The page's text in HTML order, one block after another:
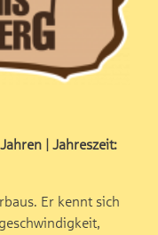
| Jahreszeit:
Er kennt sich